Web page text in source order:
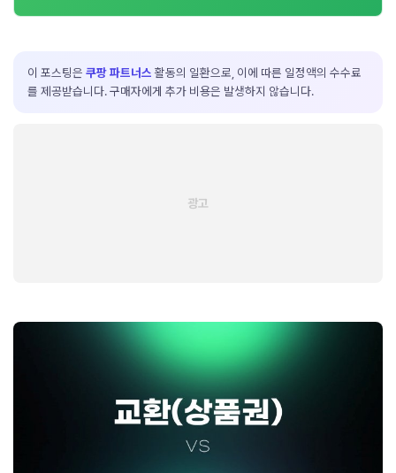
이 포스팅은 쿠팡 파트너스 활동의 일환으로, 이에 따른 일정액의 수수료
를 제공받습니다. 구매자에게 추가 비용은 발생하지 않습니다.